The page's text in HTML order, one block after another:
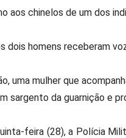
aos chinelos de um dos
dois homens receberam
uma mulher que
sargento da guarnição e
feira (28), a Polícia